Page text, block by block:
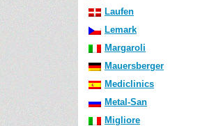
Laufen
Lemark
Margaroli
Mauersberger
Mediclinics
Metal-San
Migliore